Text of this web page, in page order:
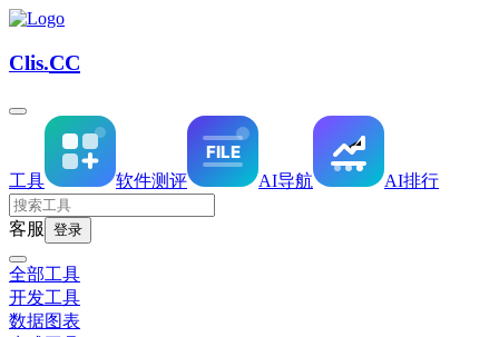
Clis.CC
工具 软件测评 AI导航 AI排行
客服 登录
全部工具
开发工具
数据图表